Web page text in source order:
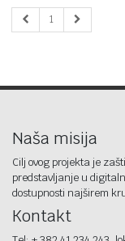
1
Naša misija
Cilj ovog projekta je
predstavljanje u
dostupnosti najširem
Kontakt